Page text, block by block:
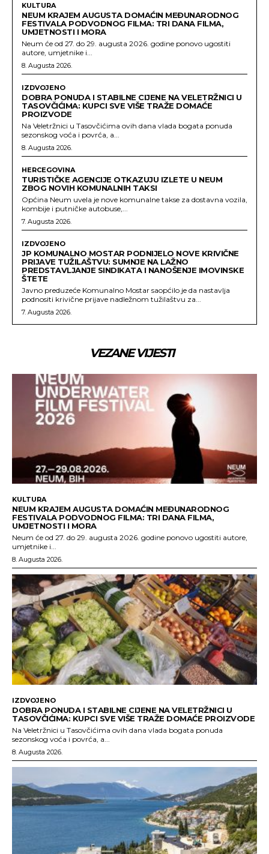
KULTURA
NEUM KRAJEM AUGUSTA DOMAĆIN MEĐUNARODNOG
FESTIVALA PODVODNOG FILMA: TRI DANA FILMA,
UMJETNOSTI I MORA
Neum će od 27. do 29. augusta 2026. godine ponovo ugostiti
autore, umjetnike i...
8. Augusta 2026.
IZDVOJENO
DOBRA PONUDA I STABILNE CIJENE NA VELETRŽNICI U
TASOVČIĆIMA: KUPCI SVE VIŠE TRAŽE DOMAĆE
PROIZVODE
Na Veletržnici u Tasovčićima ovih dana vlada bogata ponuda
sezonskog voća i povrća, a...
8. Augusta 2026.
HERCEGOVINA
TURISTIČKE AGENCIJE OTKAZUJU IZLETE U NEUM
ZBOG NOVIH KOMUNALNIH TAKSI
Općina Neum uvela je nove komunalne takse za dostavna vozila,
kombije i putničke autobuse,...
7. Augusta 2026.
IZDVOJENO
JP KOMUNALNO MOSTAR PODNIJELO NOVE KRIVIČNE
PRIJAVE TUŽILAŠTVU: SUMNJE NA LAŽNO
PREDSTAVLJANJE SINDIKATA I NANOŠENJE IMOVINSKE
ŠTETE
Javno preduzeće Komunalno Mostar saopćilo je da nastavlja
podnositi krivične prijave nadležnom tužilaštvu za...
7. Augusta 2026.
VEZANE VIJESTI
KULTURA
NEUM KRAJEM AUGUSTA DOMAĆIN MEĐUNARODNOG
FESTIVALA PODVODNOG FILMA: TRI DANA FILMA,
UMJETNOSTI I MORA
Neum će od 27. do 29. augusta 2026. godine ponovo ugostiti autore,
umjetnike i...
8. Augusta 2026.
IZDVOJENO
DOBRA PONUDA I STABILNE CIJENE NA VELETRŽNICI U
TASOVČIĆIMA: KUPCI SVE VIŠE TRAŽE DOMAĆE PROIZVODE
Na Veletržnici u Tasovčićima ovih dana vlada bogata ponuda
sezonskog voća i povrća, a...
8. Augusta 2026.